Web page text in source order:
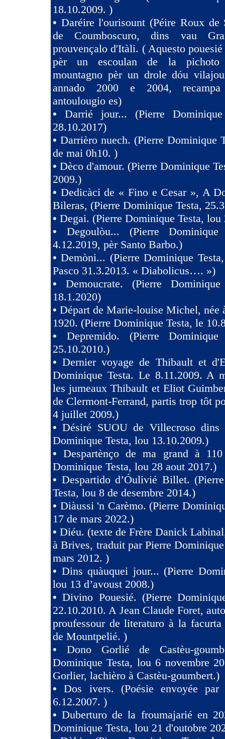
18.10.2009. )
• Daréire l'ourisount (Péire Roux de
de Coumboscuro, dins vau
prouvençalo d'Itàli. ( Aquesto
pèr un escoulan de la pichoto
mountagno pèr un drole dóu
annado 2000 e 2004,
antoulougio es)
• Darrié jour... (Pierre
28.10.2017)
• Darrièro nuech. (Pierre Dominique
de mai 0h10. )
• Dèco d'amour. (Pierre Dominique
2009.)
• Dedicàci de « Fino e Cesar », A
Bileras, (Pierre Dominique Testa,
• Degai. (Pierre Dominique Testa, lou
• Degoulòu... (Pierre
4.12.2019, pèr Santo Barbo.)
•Demòni... (Pierre Dominique
Pasco 31.3.2013. « Diabolicus…. »)
• Demoucrate. (Pierre
18.1.2020)
• Départ de Marie-louise Michel, née
1920. (Pierre Dominique Testa, le
• Depremido. (Pierre
25.10.2010.)
•Dernier voyage de Thibault et
Dominique Testa. Le 8.11.2009. A
les jumeaux Thibault et Eliot
de Clermont-Ferrand, partis trop tôt
4 juillet 2009.)
•Désiré SUOU de Villecroso dins
Dominique Testa, lou 13.10.2009.)
•Despartènço de ma grand à
Dominique Testa, lou 28 aout 2017.)
• Despartido d’Óulivié Billet.
Testa, lou 8 de desembre 2014.)
• Diàussi 'n Carèmo. (Pierre
17 de mars 2022.)
• Diéu. (texte de Frère Danick
à Brives, traduit par Pierre
mars 2012. )
• Dins quàuquei jour... (Pierre
lou 13 d’avoust 2008.)
•Divino Pouesié. (Pierre
22.10.2010. A Jean Claude Foret,
proufessour de literaturo à la
de Mountpelié. )
• Dono Gorlié de Castèu-
Dominique Testa, lou 6 novembre
Gorlier, lachièro à Castèu-goumbert.)
•Dos ivers. (Poésie envoyée
6.12.2007. )
•Duberturo de la froumajarié en
Dominique Testa, lou 21 d'outobre